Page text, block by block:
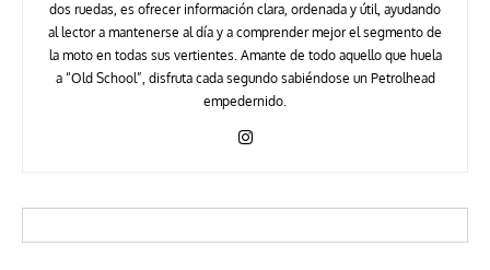
dos ruedas, es ofrecer información clara, ordenada y útil, ayudando
al lector a mantenerse al día y a comprender mejor el segmento de
la moto en todas sus vertientes. Amante de todo aquello que huela
a “Old School”, disfruta cada segundo sabiéndose un Petrolhead
empedernido.